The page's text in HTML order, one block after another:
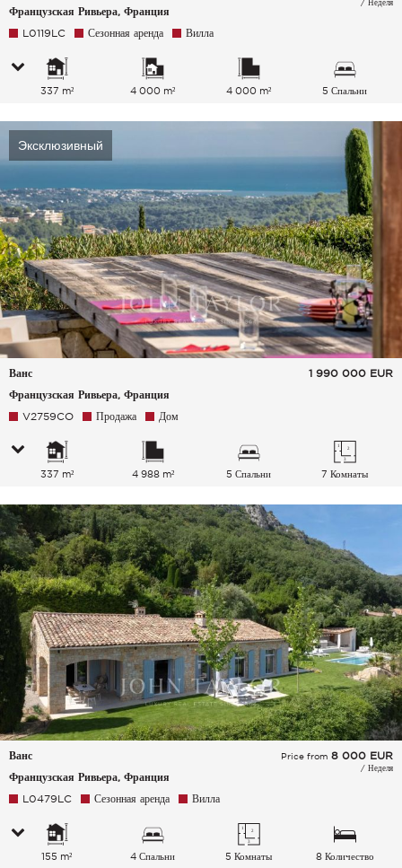
Французская Ривьера, Франция
/ Неделя
L0119LC Сезонная аренда Вилла
337 m² 4 000 m² 4 000 m² 5 Спальни
Эксклюзивный
Ванс
Французская Ривьера, Франция
1 990 000 EUR
V2759CO Продажа Дом
337 m² 4 988 m² 5 Спальни 7 Комнаты
Ванс
Французская Ривьера, Франция
Price from 8 000 EUR
/ Неделя
L0479LC Сезонная аренда Вилла
155 m² 4 Спальни 5 Комнаты
8 Количество